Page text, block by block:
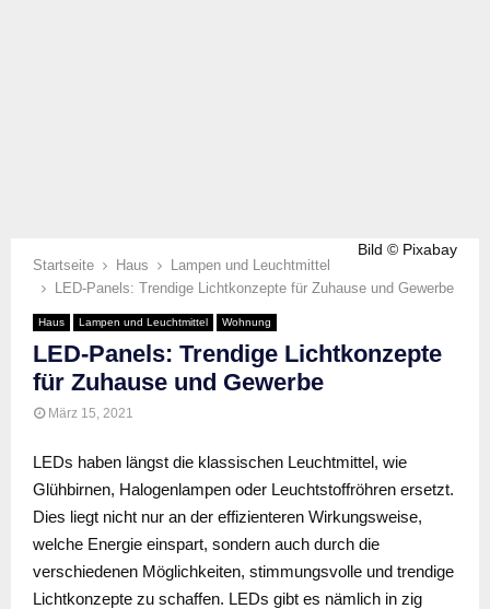
Bild © Pixabay
Startseite Haus
Lampen und Leuchtmittel
LED-Panels: Trendige Lichtkonzepte für Zuhause und Gewerbe
Haus Lampen und Leuchtmittel Wohnung
LED-Panels: Trendige Lichtkonzepte
für Zuhause und Gewerbe
März 15, 2021
LEDs haben längst die klassischen Leuchtmittel, wie
Glühbirnen, Halogenlampen oder Leuchtstoffröhren ersetzt.
Dies liegt nicht nur an der effizienteren Wirkungsweise,
welche Energie einspart, sondern auch durch die
verschiedenen Möglichkeiten, stimmungsvolle und trendige
Lichtkonzepte zu schaffen. LEDs gibt es nämlich in zig